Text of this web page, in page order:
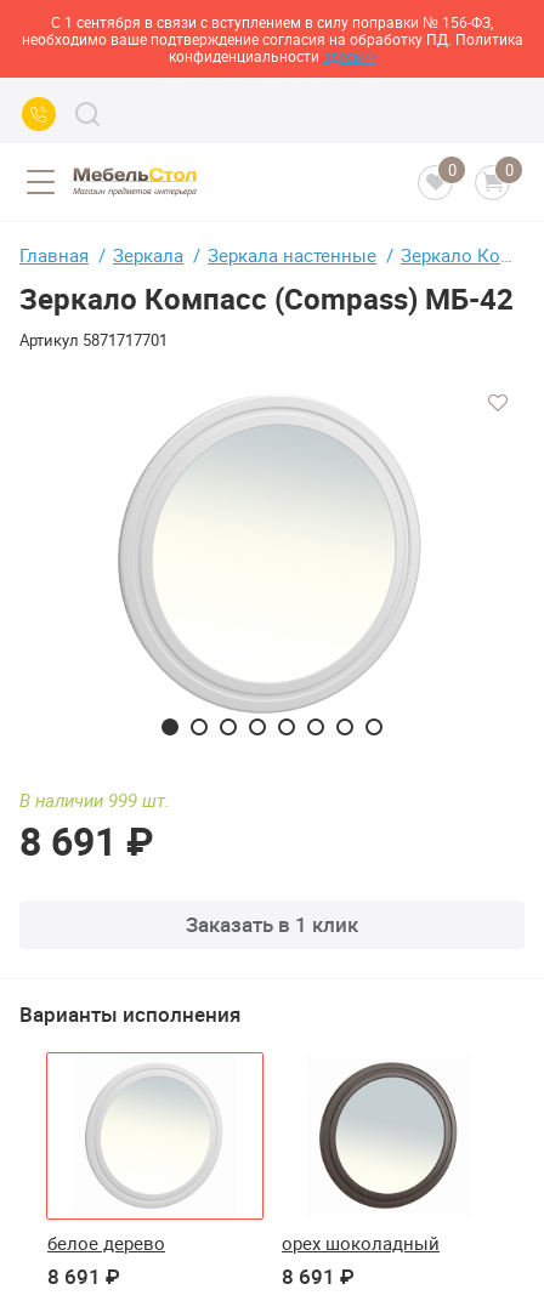
С 1 сентября в связи с вступлением в силу поправки № 156-ФЗ,
необходимо ваше подтверждение согласия на обработку ПД. Политика
конфиденциальности здесь>>
0 0
Главная Зеркала Зеркала настенные Зеркало Компасс (Compass) МБ-42
Зеркало Компасс (Compass) МБ-42
Артикул 5871717701
В наличии 999 шт.
8 691 ₽
Заказать в 1 клик
Варианты исполнения
белое дерево
8 691 ₽
орех шоколадный
8 691 ₽